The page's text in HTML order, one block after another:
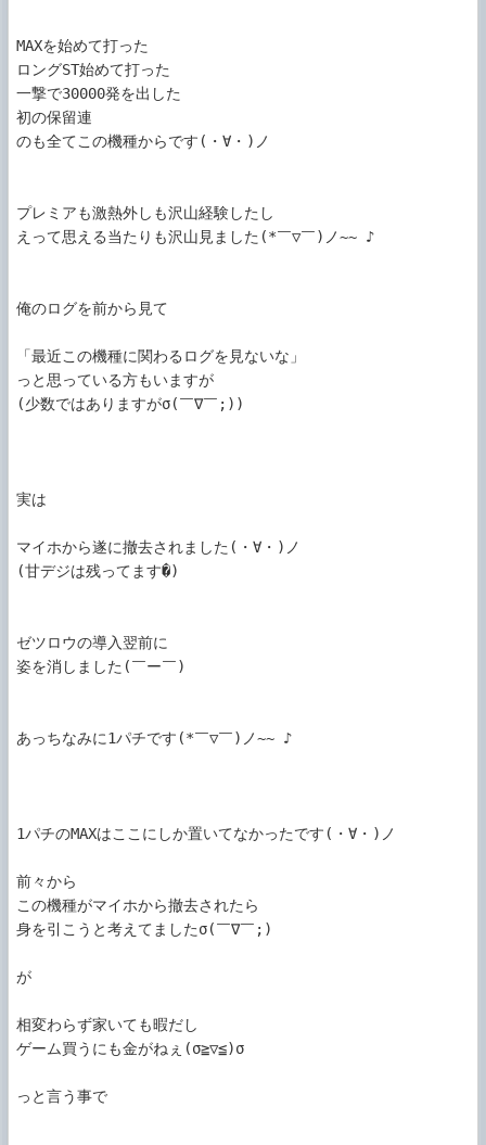
MAXを始めて打った
ロングST始めて打った
一撃で30000発を出した
初の保留連
のも全てこの機種からです(・∀・)ノ
プレミアも激熱外しも沢山経験したし
えって思える当たりも沢山見ました(*￣▽￣)ノ~~ ♪
俺のログを前から見て
「最近この機種に関わるログを見ないな」
っと思っている方もいますが
(少数ではありますがσ(￣∇￣;))
実は
マイホから遂に撤去されました(・∀・)ノ
(甘デジは残ってます�)
ゼツロウの導入翌前に
姿を消しました(￣ー￣)
あっちなみに1パチです(*￣▽￣)ノ~~ ♪
1パチのMAXはここにしか置いてなかったです(・∀・)ノ
前々から
この機種がマイホから撤去されたら
身を引こうと考えてましたσ(￣∇￣;)
が
相変わらず家いても暇だし
ゲーム買うにも金がねぇ(σ≧▽≦)σ
っと言う事で